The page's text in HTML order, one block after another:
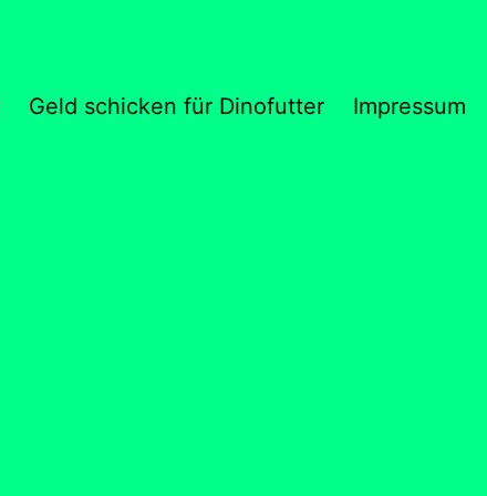
Geld schicken für Dinofutter Impressum